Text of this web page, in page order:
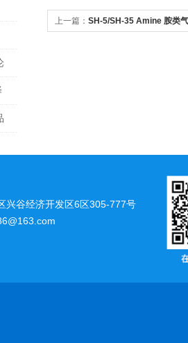
上一篇： SH-5/SH-35 Amine 胺类
兴谷经济开发区6区305-777号